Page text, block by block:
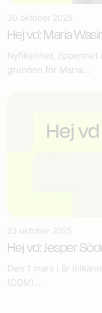
30 oktober 2025
Hej vd: Maria
Nyfikenhet, öppenhet
grunden för Maria...
23 oktober 2025
Hej vd: Jesper
Den 1 mars i år
(CGM)...